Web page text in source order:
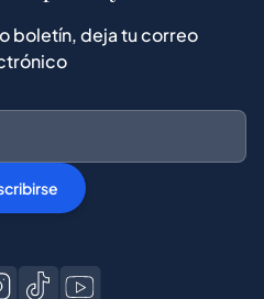
boletín, deja tu correo